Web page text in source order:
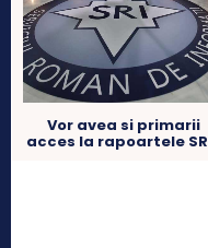
Vor avea si primarii
acces la rapoartele